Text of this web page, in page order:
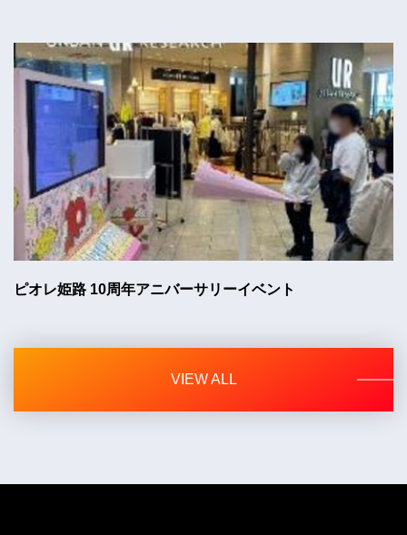
ピオレ姫路 10周年アニバーサリーイベント
VIEW ALL